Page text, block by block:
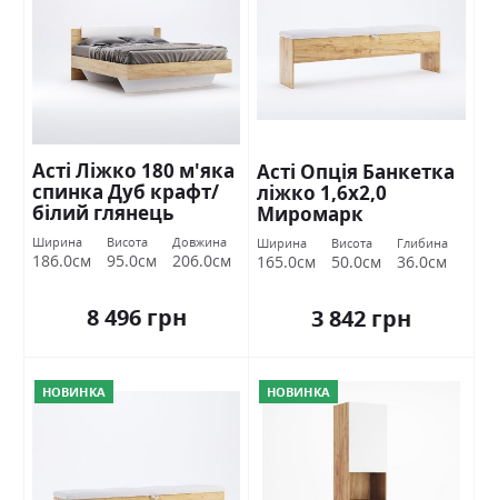
Асті Ліжко 180 м'яка
спинка Дуб крафт/
білий глянець
Міромарк
Ширина
186.0см
Висота
95.0см
Довжина
206.0см
8 496 грн
Асті Опція Банкетка
ліжко 1,6х2,0
Миромарк
Ширина
165.0см
Висота
50.0см
Глибина
36.0см
3 842 грн
НОВИНКА НОВИНКА